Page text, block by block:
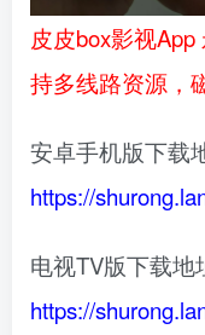
皮皮box影视
持多线路资源，
安卓手机版下载
https://
电视TV版下载地
https://